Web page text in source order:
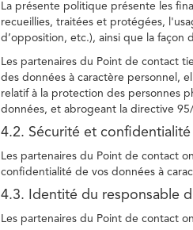
La présente politique présente les
recueillies, traitées et protégées,
d’opposition, etc.), ainsi que la façon
Les partenaires du Point de contact
des données à caractère personnel,
relatif à la protection des personnes
données, et abrogeant la directive 95/
4.2. Sécurité et
Les partenaires du Point de contact
confidentialité de vos données à
4.3. Identité du responsable
Les partenaires du Point de contact